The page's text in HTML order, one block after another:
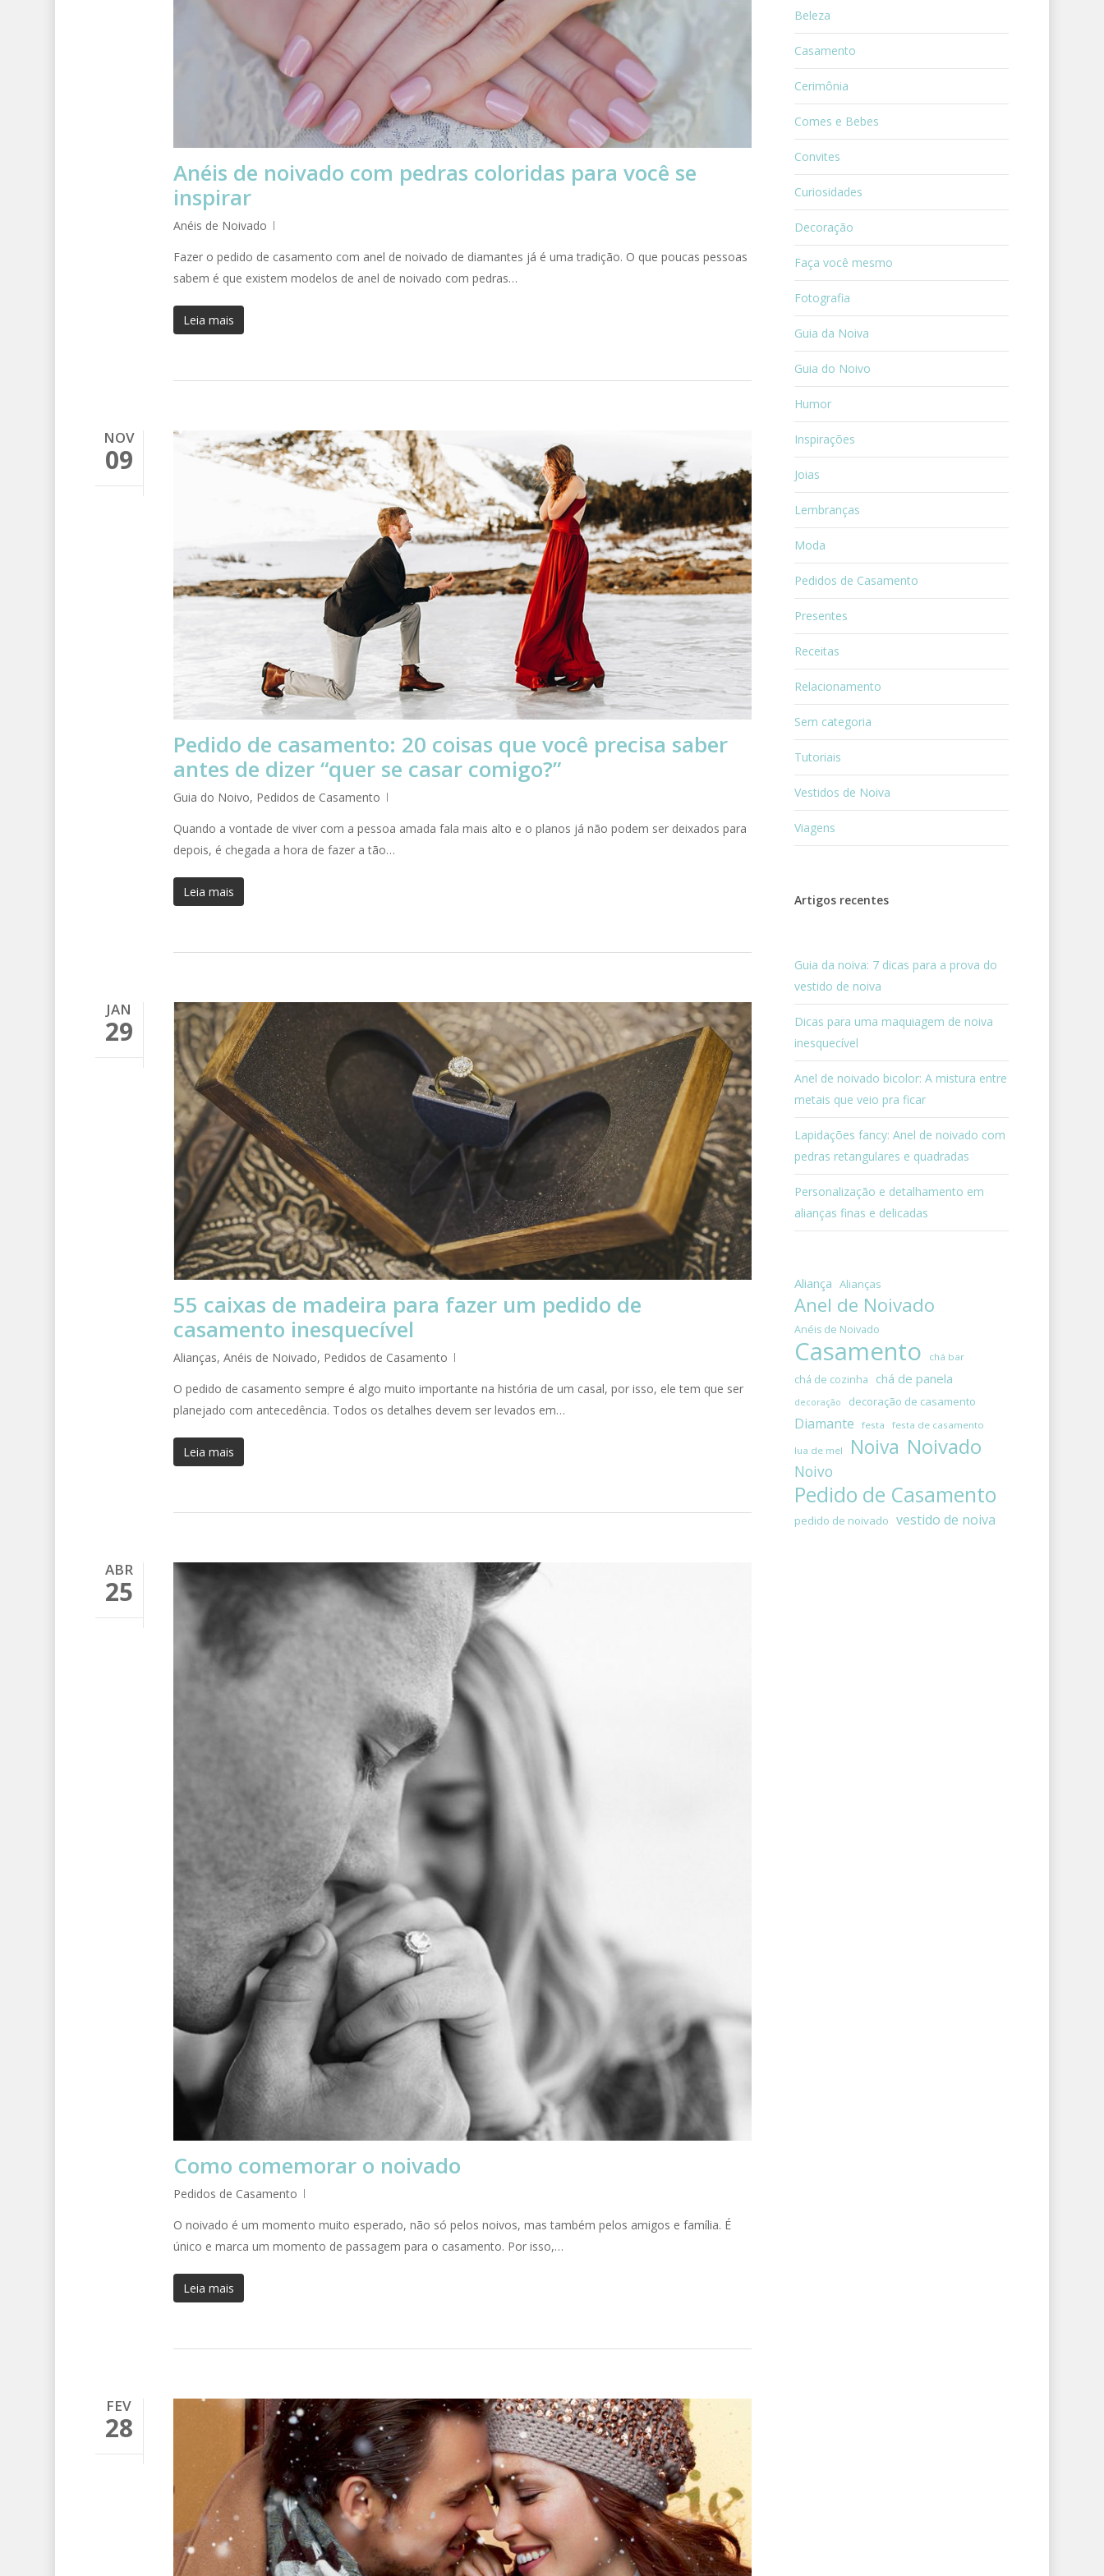
Anéis de noivado com pedras coloridas para você se
inspirar
Anéis de Noivado
Fazer o pedido de casamento com anel de noivado de diamantes já é uma tradição. O que poucas pessoas
sabem é que existem modelos de anel de noivado com pedras…
Leia mais
NOV
09
Pedido de casamento: 20 coisas que você precisa saber
antes de dizer “quer se casar comigo?”
Guia do Noivo, Pedidos de Casamento
Quando a vontade de viver com a pessoa amada fala mais alto e o planos já não podem ser deixados para
depois, é chegada a hora de fazer a tão…
Leia mais
JAN
29
55 caixas de madeira para fazer um pedido de
casamento inesquecível
Alianças, Anéis de Noivado, Pedidos de Casamento
O pedido de casamento sempre é algo muito importante na história de um casal, por isso, ele tem que ser
planejado com antecedência. Todos os detalhes devem ser levados em…
Leia mais
ABR
25
Como comemorar o noivado
Pedidos de Casamento
O noivado é um momento muito esperado, não só pelos noivos, mas também pelos amigos e família. É
único e marca um momento de passagem para o casamento. Por isso,…
Leia mais
FEV
28
Beleza
Casamento
Cerimônia
Comes e Bebes
Convites
Curiosidades
Decoração
Faça você mesmo
Fotografia
Guia da Noiva
Guia do Noivo
Humor
Inspirações
Joias
Lembranças
Moda
Pedidos de Casamento
Presentes
Receitas
Relacionamento
Sem categoria
Tutoriais
Vestidos de Noiva
Viagens
Artigos recentes
Guia da noiva: 7 dicas para a prova do
vestido de noiva
Dicas para uma maquiagem de noiva
inesquecível
Anel de noivado bicolor: A mistura entre
metais que veio pra ficar
Lapidações fancy: Anel de noivado com
pedras retangulares e quadradas
Personalização e detalhamento em
alianças finas e delicadas
Aliança Alianças
Anel de Noivado
Anéis de Noivado
Casamento chá bar
chá de cozinha chá de panela
decoração decoração de casamento
Diamante festa festa de casamento
lua de mel Noiva Noivado
Noivo
Pedido de Casamento
pedido de noivado vestido de noiva